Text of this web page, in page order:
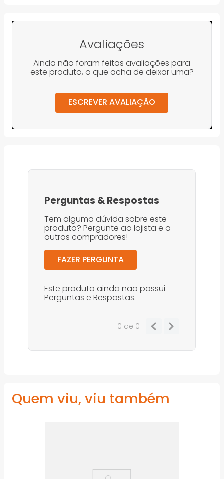
Avaliações
Ainda não foram feitas avaliações para
este produto, o que acha de deixar uma?
ESCREVER AVALIAÇÃO
Perguntas &Respostas
Tem alguma dúvida sobre este
produto? Pergunte ao lojista e a
outros compradores!
FAZER PERGUNTA
Este produto ainda não possui
Perguntas e Respostas.
1 - 0 de 0
Quem viu, viu também